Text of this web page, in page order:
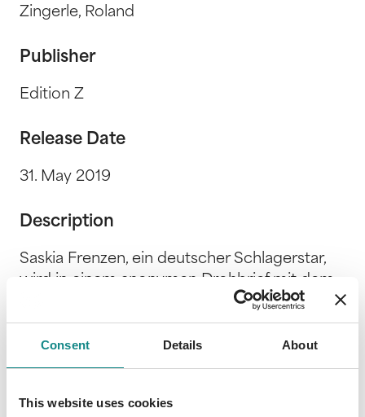
Consent Details About
This website uses cookies
Zingerle, Roland
Publisher
Edition Z
Release Date
31. May 2019
Description
Saskia Frenzen, ein deutscher Schlagerstar,
wird in einem anonymen Drohbrief mit dem
Tod bedroht, sollte sie, wie geplant, bei der
bevorstehenden „Starnacht am Wörthersee“
auftreten. Der Klagenfurter Berufsdetektiv
Heinz Sablatnig erhält den Auftrag, den
machen, ein zeitlich sehr knappes